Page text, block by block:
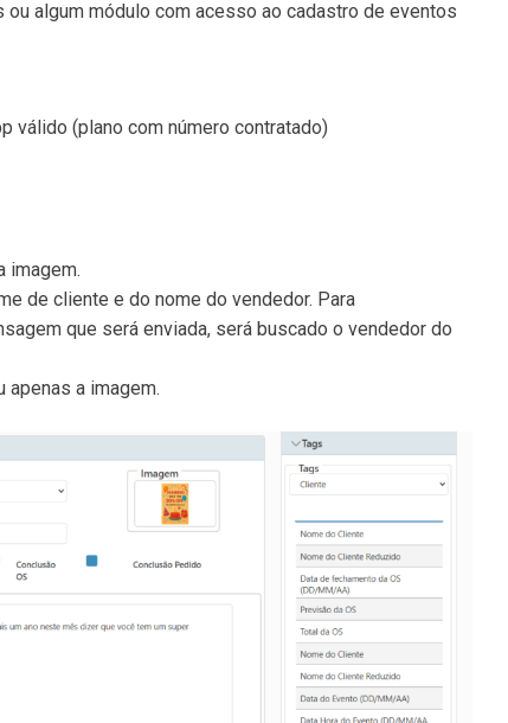
ou algum módulo com acesso ao cadastro de eventos
válido (plano com número contratado)
imagem.
de cliente e do nome do vendedor. Para
que será enviada, será buscado o vendedor do
a imagem.